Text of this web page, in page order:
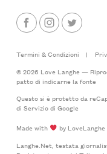
Termini & Condizioni |
© 2026 Love Langhe —
patto di indicarne la fonte
Questo si è protetto da
di Serviziodi Google
Made with
by LoveLanghe
Langhe.Net, testata